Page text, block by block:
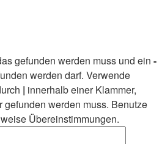
gefunden werden muss und ein -
werden darf. Verwende
| innerhalb einer Klammer,
gefunden werden muss. Benutze
Übereinstimmungen.